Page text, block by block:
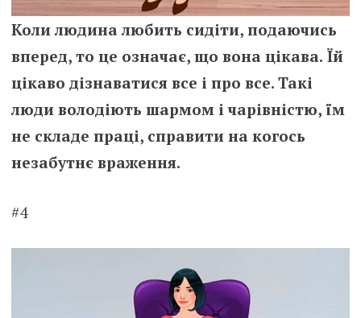
Коли людина любить сидіти, подаючись
вперед, то це означає, що вона цікава. Їй
цікаво дізнаватися все і про все. Такі
люди володіють шармом і чарівністю, їм
не складе праці, справити на когось
незабутнє враження.
#4